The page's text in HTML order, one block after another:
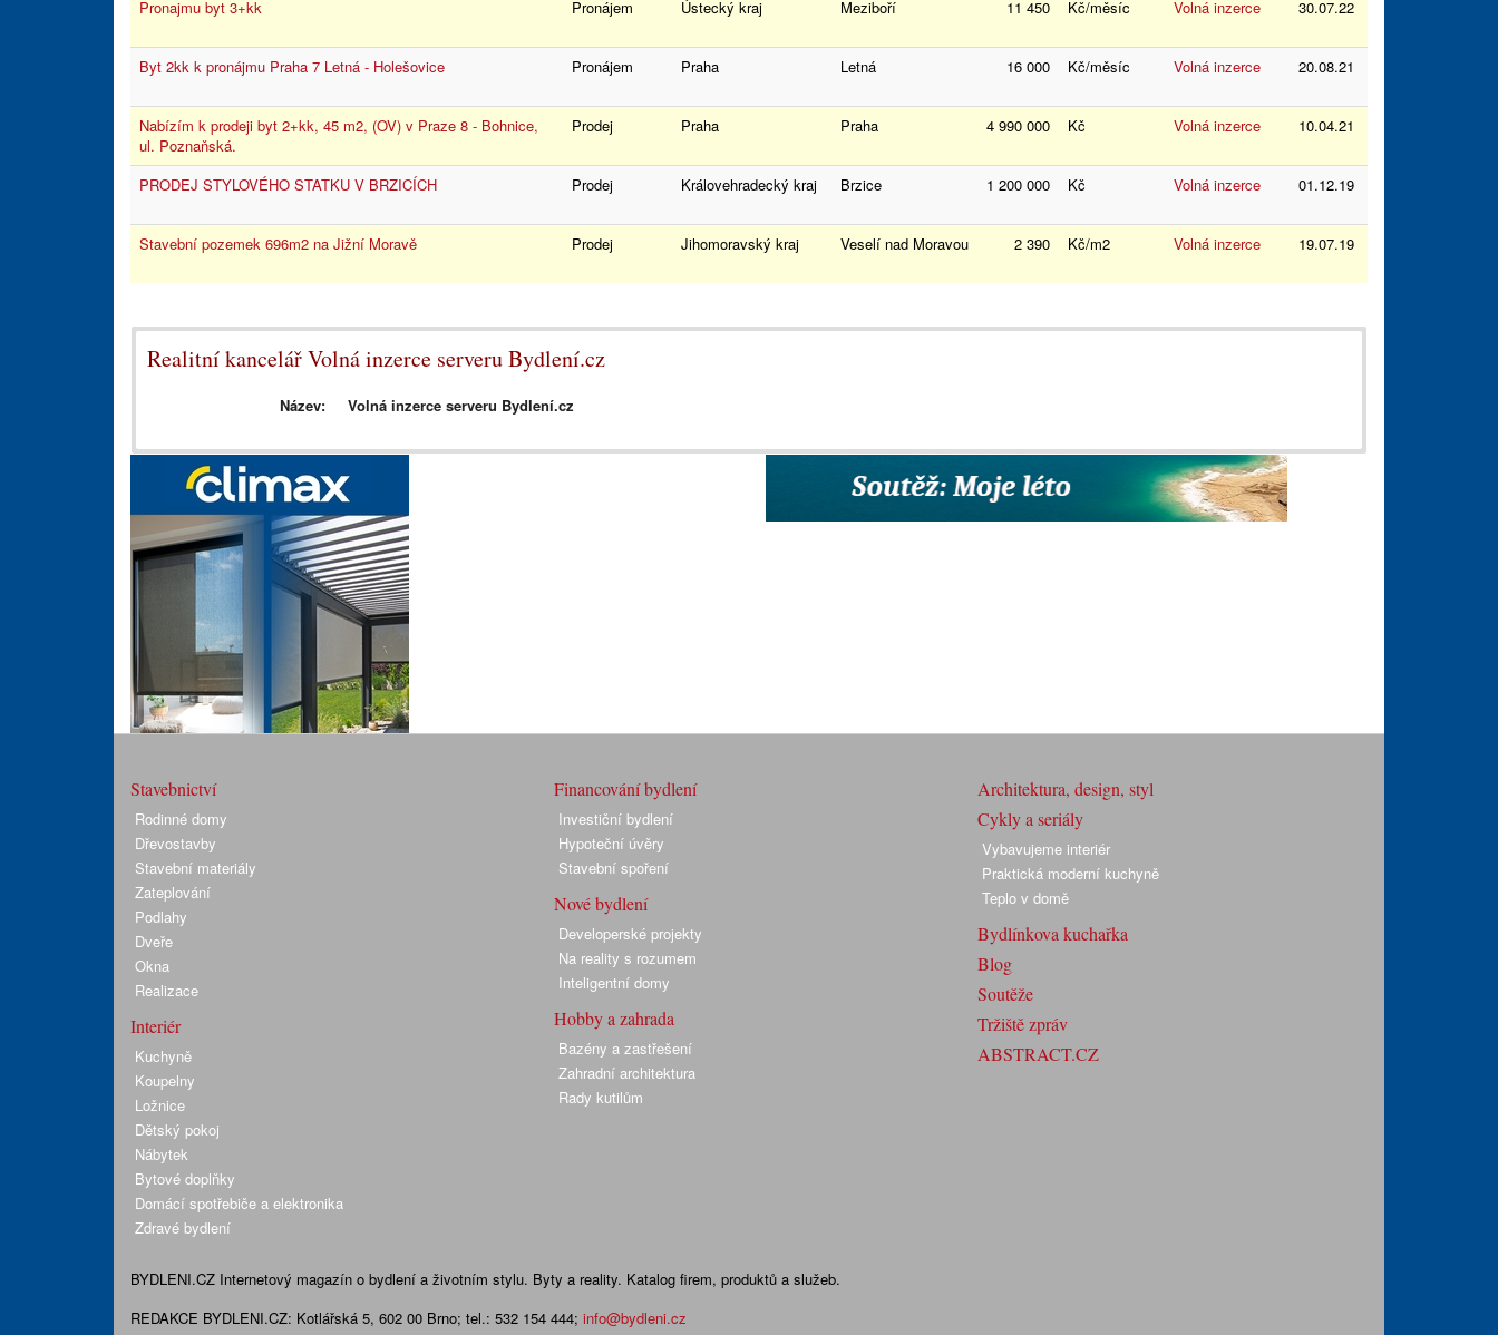
Pronajmu byt 3+kk Pronájem Ústecký kraj Meziboří 11 450 Kč/měsíc Volná inzerce 30.07.22
Byt 2kk k pronájmu Praha 7 Letná - Holešovice Pronájem Praha Letná 16 000 Kč/měsíc Volná inzerce 20.08.21
Nabízím k prodeji byt 2+kk, 45 m2, (OV) v Praze 8 - Bohnice,
ul. Poznaňská.
Prodej Praha Praha 4 990 000 Kč Volná inzerce 10.04.21
PRODEJ STYLOVÉHO STATKU V BRZICÍCH Prodej Královehradecký kraj Brzice 1 200 000 Kč Volná inzerce 01.12.19
Stavební pozemek 696m2 na Jižní Moravě Prodej Jihomoravský kraj Veselí nad Moravou 2 390 Kč/m2 Volná inzerce 19.07.19
Realitní kancelář Volná inzerce serveru Bydlení.cz
Název: Volná inzerce serveru Bydlení.cz
Stavebnictví
Rodinné domy
Dřevostavby
Stavební materiály
Zateplování
Podlahy
Dveře
Okna
Realizace
Interiér
Kuchyně
Koupelny
Ložnice
Dětský pokoj
Nábytek
Bytové doplňky
Domácí spotřebiče a elektronika
Zdravé bydlení
Financování bydlení
Investiční bydlení
Hypoteční úvěry
Stavební spoření
Nové bydlení
Developerské projekty
Na reality s rozumem
Inteligentní domy
Hobby a zahrada
Bazény a zastřešení
Zahradní architektura
Rady kutilům
Architektura, design, styl
Cykly a seriály
Vybavujeme interiér
Praktická moderní kuchyně
Teplo v domě
Bydlínkova kuchařka
Blog
Soutěže
Tržiště zpráv
ABSTRACT.CZ
BYDLENI.CZ Internetový magazín o bydlení a životním stylu. Byty a reality. Katalog firem, produktů a služeb.
REDAKCE BYDLENI.CZ: Kotlářská 5, 602 00 Brno; tel.: 532 154 444; info@bydleni.cz